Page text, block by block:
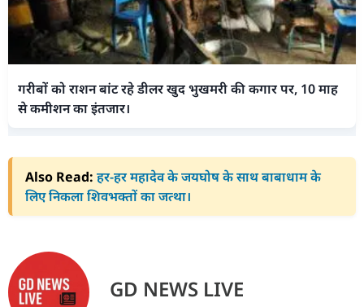
गरीबों को राशन बांट रहे डीलर खुद भुखमरी की कगार पर, 10 माह
से कमीशन का इंतजार।
Also Read: हर-हर महादेव के जयघोष के साथ बाबाधाम के
लिए निकला शिवभक्तों का जत्था।
GD NEWS LIVE